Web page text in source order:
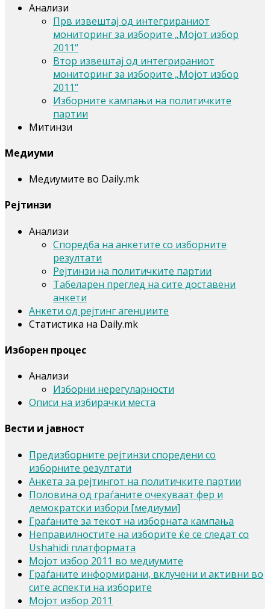
Анализи
Прв извештај од интегрираниот
мониторинг за изборите „Мојот избор
2011“
Втор извештај од интегрираниот
мониторинг за изборите „Мојот избор
2011“
Изборните кампањи на политичките
партии
Митинзи
Медиуми
Медиумите во Daily.mk
Рејтинзи
Анализи
Споредба на анкетите со изборните
резултати
Рејтинзи на политичките партии
Табеларен преглед на сите доставени
анкети
Анкети од рејтинг агенциите
Статистика на Daily.mk
Изборен процес
Анализи
Изборни нерегуларности
Описи на избирачки места
Вести и јавност
Предизборните рејтинзи споредени со
изборните резултати
Анкета за рејтингот на политичките партии
Половина од граѓаните очекуваат фер и
демократски избори [медиуми]
Граѓаните за текот на изборната кампања
Неправилностите на изборите ќе се следат со
Ushahidi платформата
Мојот избор 2011 во медиумите
Граѓаните информирани, вклучени и активни во
сите аспекти на изборите
Мојот избор 2011